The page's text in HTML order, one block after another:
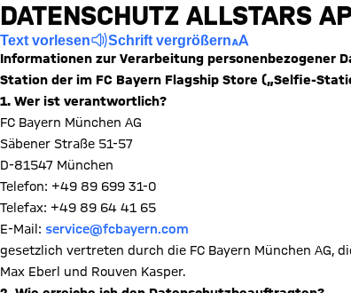
DATENSCHUTZ ALLSTARS
Text vorlesen Schrift vergrößern
Informationen zur Verarbeitung personenbezogener
Station der im FC Bayern Flagship Store („Selfie-
1. Wer ist verantwortlich?
FC Bayern München AG
Säbener Straße 51-57
D-81547 München
Telefon: +49 89 699 31-0
Telefax: +49 89 64 41 65
E-Mail: service@fcbayern.com
gesetzlich vertreten durch die FC Bayern München AG,
Max Eberl und Rouven Kasper.